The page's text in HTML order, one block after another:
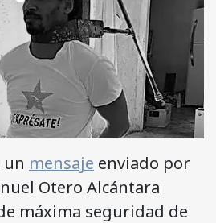
un mensaje enviado por
Otero Alcántara
máxima seguridad de